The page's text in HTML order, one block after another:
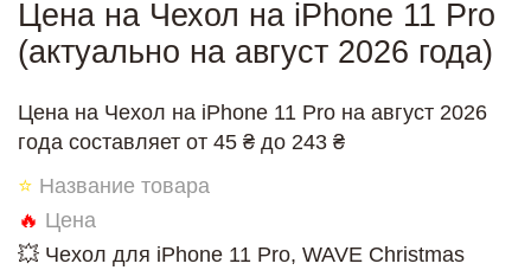
Цена на Чехол на iPhone 11 Pro
(актуально на август 2026 года)
Цена на Чехол на iPhone 11 Pro на август 2026
года составляет от 45 ₴ до 243 ₴
⭐ Название товара
🔥 Цена
💥 Чехол для iPhone 11 Pro, WAVE Christmas